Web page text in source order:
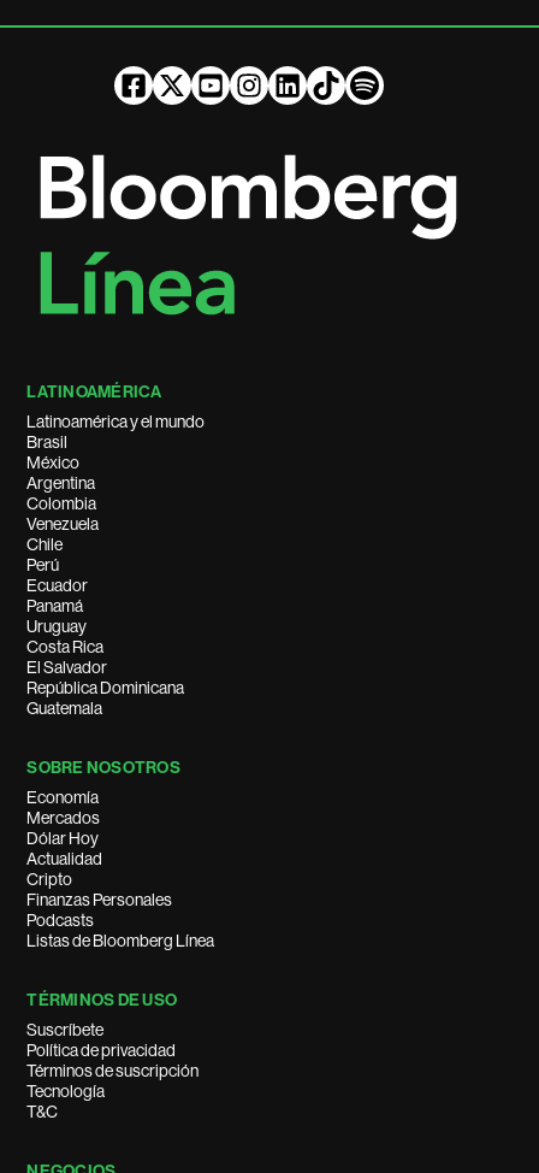
LATINOAMÉRICA
Latinoamérica y el mundo
Brasil
México
Argentina
Colombia
Venezuela
Chile
Perú
Ecuador
Panamá
Uruguay
Costa Rica
El Salvador
República Dominicana
Guatemala
SOBRE NOSOTROS
Economía
Mercados
Dólar Hoy
Actualidad
Cripto
Finanzas Personales
Podcasts
Listas de Bloomberg Línea
TÉRMINOS DE USO
Suscríbete
Política de privacidad
Términos de suscripción
Tecnología
T&C